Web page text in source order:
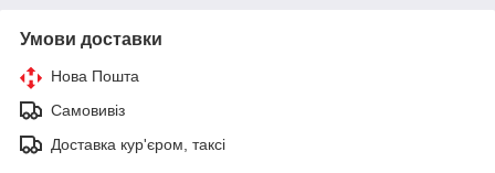
Умови доставки
Нова Пошта
Самовивіз
Доставка кур'єром, таксі